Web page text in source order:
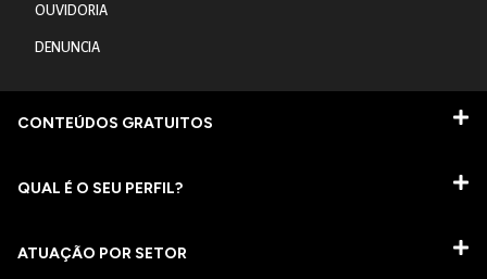
OUVIDORIA
DENUNCIA
CONTEÚDOS GRATUITOS
QUAL É O SEU PERFIL?
ATUAÇÃO POR SETOR